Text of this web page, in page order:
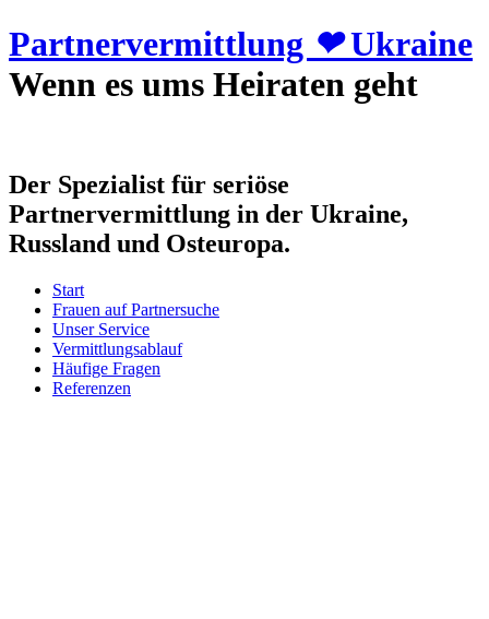
Partnervermittlung ❤Ukraine
Wenn es ums Heiraten geht
Der Spezialist für seriöse
Partnervermittlung in der Ukraine,
Russland und Osteuropa.
Start
Frauen auf Partnersuche
Unser Service
Vermittlungsablauf
Häufige Fragen
Referenzen